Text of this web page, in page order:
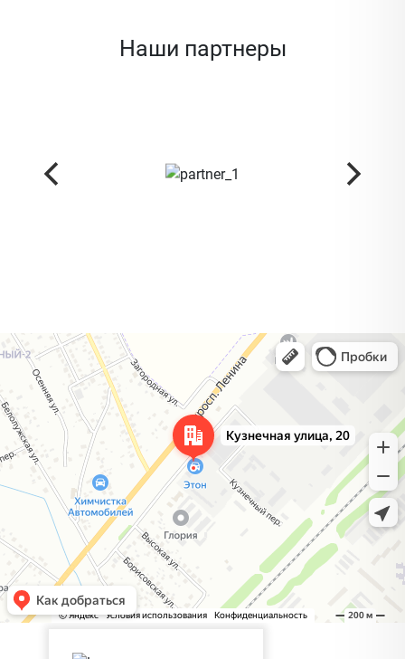
Наши партнеры
Жодино
Кузнечная улица, 20 — Яндекс Карты